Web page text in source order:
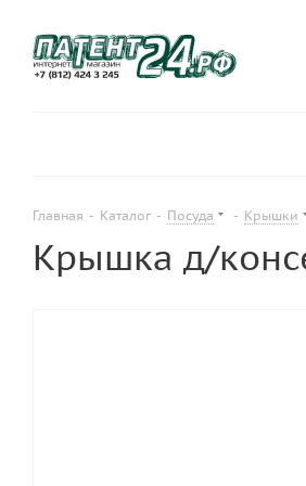
Главная - Каталог - Посуда - Крышки
Крышка д/